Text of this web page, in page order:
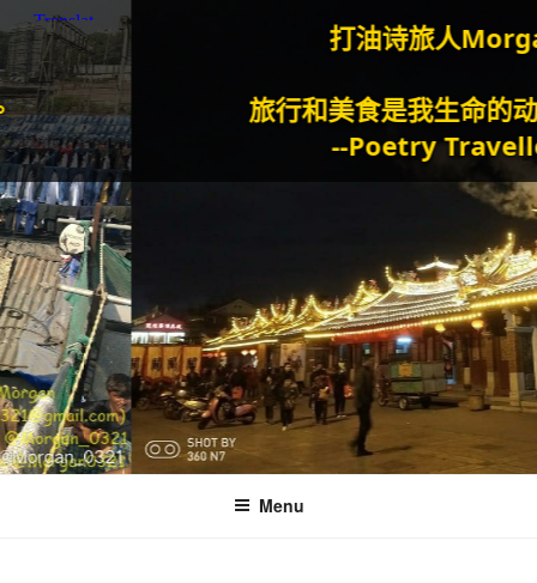
打油诗旅人Morgan
旅行和美食是我生命的动力泉
--Poetry Traveller
Menu